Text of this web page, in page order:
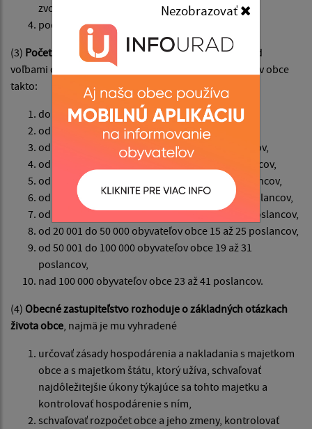
Nezobrazovať
zvolený,
podľa osobitného zákona.
(3) Počet poslancovna celé volebné obdobie určí pred
voľbami obecné zastupiteľstvo podľa počtu obyvateľov obce
takto:
do 40 obyvateľov obce 3 poslanci,
od 41 do 500 obyvateľov obce 3 až 5 poslancov,
od 501 do 1 000 obyvateľov obce 5 až 7 poslancov,
od 1 001 do 3 000 obyvateľov obce 7 až 9 poslancov,
od 3 001 do 5 000 obyvateľov obce 9 až 11 poslancov,
od 5 001 do 10 000 obyvateľov obce 11 až 13 poslancov,
od 10 001 do 20 000 obyvateľov obce 13 až 19 poslancov,
od 20 001 do 50 000 obyvateľov obce 15 až 25 poslancov,
od 50 001 do 100 000 obyvateľov obce 19 až 31
poslancov,
nad 100 000 obyvateľov obce 23 až 41 poslancov.
(4) Obecné zastupiteľstvo rozhoduje o základných otázkach
života obce, najmä je mu vyhradené
určovať zásady hospodárenia a nakladania s majetkom
obce a s majetkom štátu, ktorý užíva, schvaľovať
najdôležitejšie úkony týkajúce sa tohto majetku a
kontrolovať hospodárenie s ním,
schvaľovať rozpočet obce a jeho zmeny, kontrolovať